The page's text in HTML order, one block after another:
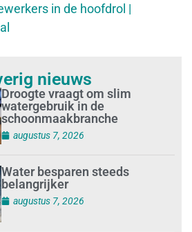
in de hoofdrol |
nieuws
Droogte vraagt om slim
watergebruik in de
schoonmaakbranche
augustus 7, 2026
Water besparen steeds
belangrijker
augustus 7, 2026